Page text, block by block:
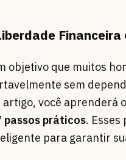
objetivo que muitos
sem
você aprenderá
passos práticos.
para garantir